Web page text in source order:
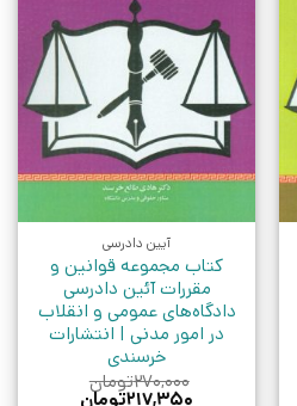
آیین دادرسی
کتاب مجموعه قوانین و
مقررات آئین دادرسی
دادگاه‌های عمومی و انقلاب
در امور مدنی | انتشارات
خرسندی
۲۷۰,۰۰۰تومان
قیمت
۲۱۷,۳۵۰تومان